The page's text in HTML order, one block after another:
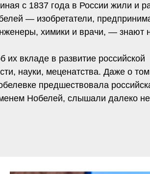
с 1837 года в России жили и
— изобретатели,
химики и врачи, — знают
их вкладе в развитие российской
науки, меценатства. Даже о
предшествовала
Нобелей, слышали далеко